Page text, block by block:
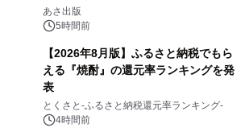
養としての蕎麦』2026年8月25日
（火）発売
あさ出版
5時間前
【2026年8月版】ふるさと納税でもら
える『焼酎』の還元率ランキングを発
表
とくさと-ふるさと納税還元率ランキング-
4時間前